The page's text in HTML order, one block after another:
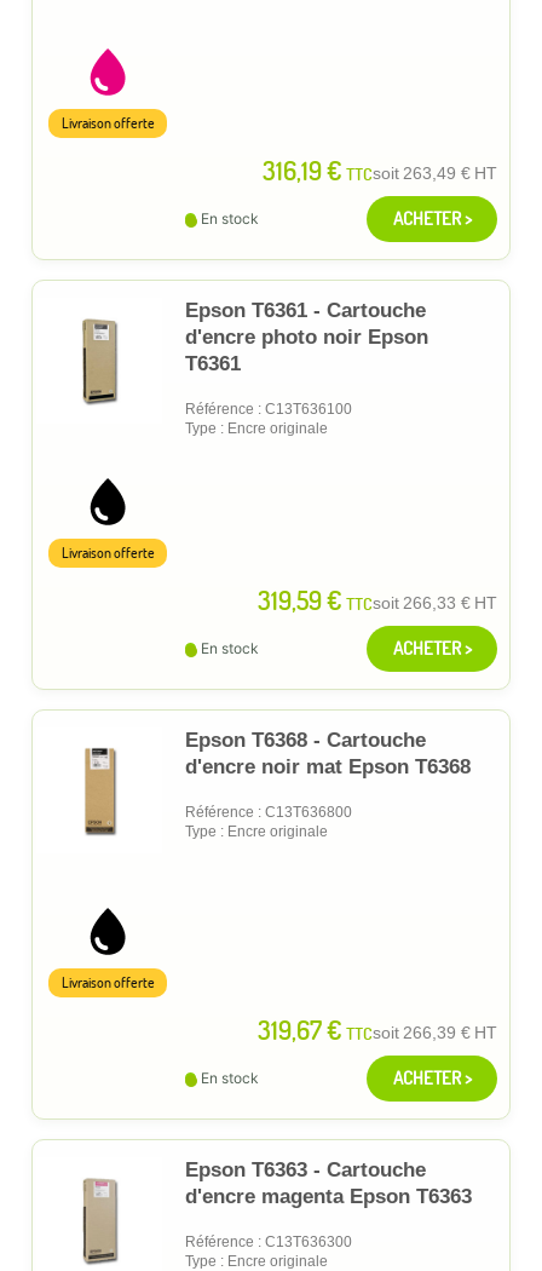
316,19 € TTCsoit263,49 € HT
Livraison offerte
En stock ACHETER >
Epson T6361 - Cartouche
d'encre photo noir Epson
T6361
Référence : C13T636100
Type : Encre originale
319,59 € TTCsoit266,33 € HT
Livraison offerte
En stock ACHETER >
Epson T6368 - Cartouche
d'encre noir mat Epson T6368
Référence : C13T636800
Type : Encre originale
319,67 € TTCsoit266,39 € HT
Livraison offerte
En stock ACHETER >
Epson T6363 - Cartouche
d'encre magenta Epson T6363
Référence : C13T636300
Type : Encre originale